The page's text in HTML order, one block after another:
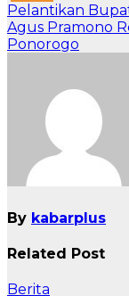
Navigasi
pos
Pelantikan
Agus Pramono
Ponorogo
By kabarplus
Related Post
Berita